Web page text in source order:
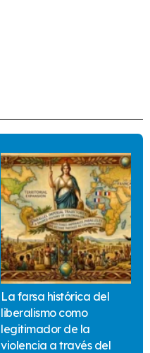
La farsa histórica del
liberalismo como
legitimador de la
violencia a través del